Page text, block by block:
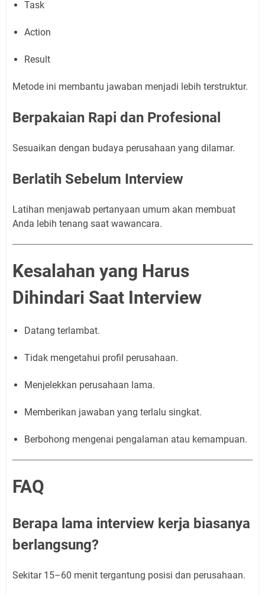
Task
Action
Result
Metode ini membantu jawaban menjadi lebih terstruktur.
Berpakaian Rapi dan Profesional
Sesuaikan dengan budaya perusahaan yang dilamar.
Berlatih Sebelum Interview
Latihan menjawab pertanyaan umum akan membuat
Anda lebih tenang saat wawancara.
Kesalahan yang Harus
Dihindari Saat Interview
Datang terlambat.
Tidak mengetahui profil perusahaan.
Menjelekkan perusahaan lama.
Memberikan jawaban yang terlalu singkat.
Berbohong mengenai pengalaman atau kemampuan.
FAQ
Berapa lama interview kerja biasanya
berlangsung?
Sekitar 15–60 menit tergantung posisi dan perusahaan.